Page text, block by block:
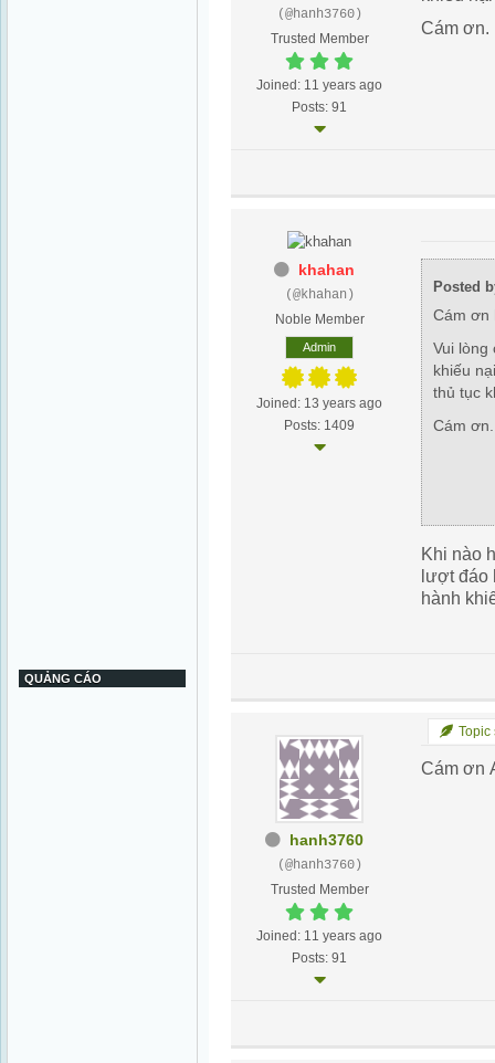
QUẢNG CÁO
(@hanh3760)
Trusted Member
Joined: 11 years ago
Posts: 91
Cám ơn.
khahan
(@khahan)
Noble Member
Admin
Joined: 13 years ago
Posts: 1409
Posted
Cám ơn
Vui lòng
khiếu
thủ tục
Cám ơn.
Khi nào
lượt đáo
hành
hanh3760
(@hanh3760)
Trusted Member
Joined: 11 years ago
Posts: 91
Topic
Cám ơn